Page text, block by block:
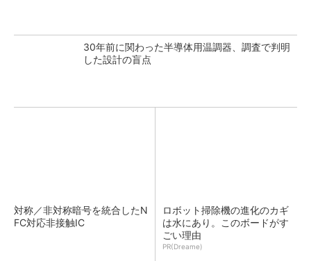
30年前に関わった半導体用温調器、調査で判明
した設計の盲点
対称／非対称暗号を統合したN
FC対応非接触IC
ロボット掃除機の進化のカギ
は水にあり。このボードがす
ごい理由
PR(Dreame)